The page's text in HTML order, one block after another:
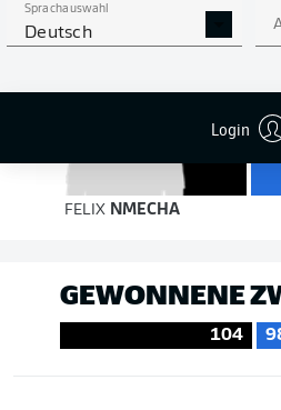
Sprachauswahl
Deutsch
Login
4
FELIX NMECHA
GEWONNENE
104